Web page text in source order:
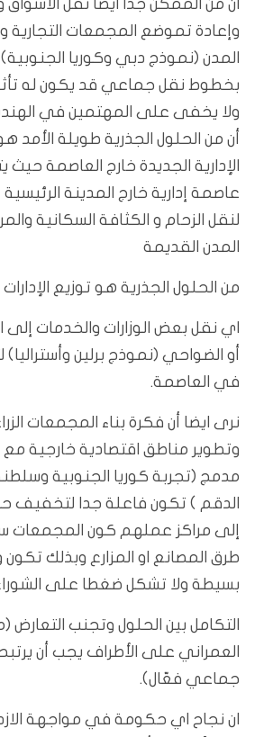
ان من الممكن جدا ايضا نقل الأسواق
وإعادة تموضع المجمعات التجارية
المدن (نموذج دبي وكوريا
بخطوط نقل جماعي قد يكون له
ولا يخفى على المهتمين في
أن من الحلول الجذرية طويلة الأمد
الإدارية الجديدة خارج العاصمة حيث
عاصمة إدارية خارج المدينة
لنقل الزحام و الكثافة السكانية
المدن القديمة
من الحلول الجذرية هو توزيع
اي نقل بعض الوزارات والخدمات إلى
أو الضواحي (نموذج برلين وأستراليا)
في العاصمة.
نرى ايضا أن فكرة بناء المجمعات
وتطوير مناطق اقتصادية خارجية
مدمج (تجربة كوريا الجنوبية
الدقم ) تكون فاعلة جدا لتخفيف
إلى مراكز عملهم كون
طرق المصانع او المزارع وبذلك تكون
بسيطة ولا تشكل ضغطا على
التكامل بين الحلول وتجنب التعارض
العمراني على الأطراف يجب أن
جماعي فعّال).
ان نجاح اي حكومة في مواجهة